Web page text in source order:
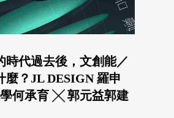
時代過去後，文創能／
麼？JL DESIGN 羅申
何承育 ╳ 郭元益郭建